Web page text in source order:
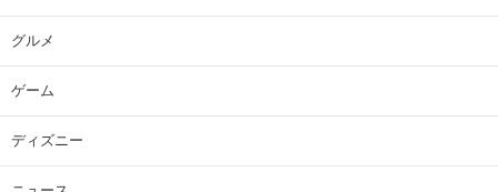
グルメ
ゲーム
ディズニー